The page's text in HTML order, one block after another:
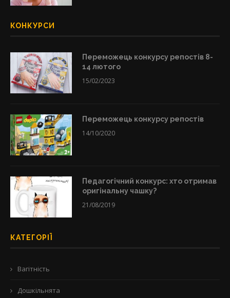
КОНКУРСИ
Переможець конкурсу репостів 8-
14 лютого
15/02/2023
Переможець конкурсу репостів
14/10/2020
Педагогічний конкурс: хто отримав
оригінальну чашку?
21/08/2019
КАТЕГОРІЇ
Вагітність
Дошкільнята